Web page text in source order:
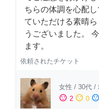
ちらの体調を心配
ていただける素晴
うございました。
ます。
依頼されたチケット
女性 / 30代 /
sentiment_satisfied 2 sentiment_neutral 0 sentiment_dissatisfied